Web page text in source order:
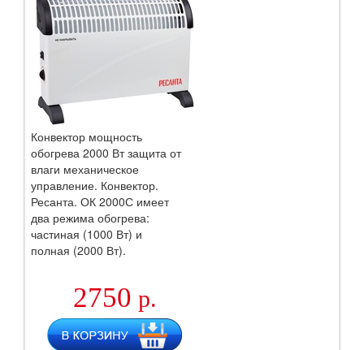
Конвектор мощность
обогрева 2000 Вт защита от
влаги механическое
управление. Конвектор.
Ресанта. ОК 2000С имеет
два режима обогрева:
частиная (1000 Вт) и
полная (2000 Вт).
2750 р.